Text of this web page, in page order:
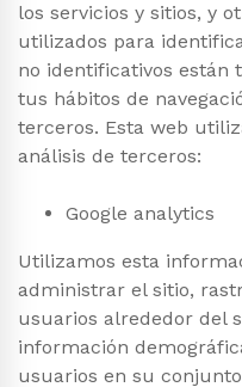
los servicios y sitios, y
utilizados para
no identificativos están
tus hábitos de
terceros. Esta web
análisis de terceros:
Google analytics
Utilizamos esta
administrar el sitio,
usuarios alrededor del
información
usuarios en su